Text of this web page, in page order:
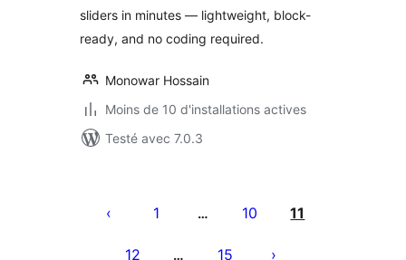
sliders in minutes — lightweight, block-
ready, and no coding required.
Monowar Hossain
Moins de 10 d'installations actives
Testé avec 7.0.3
des
1 … 10 11
12 … 15